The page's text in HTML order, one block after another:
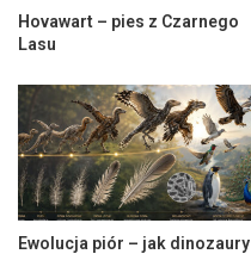
Hovawart – pies z Czarnego
Lasu
Ewolucja piór – jak dinozaury